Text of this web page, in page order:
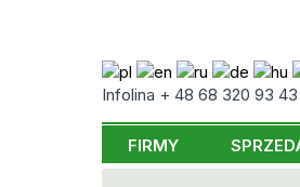
Infolina + 48 68 320 93 43
FIRMY